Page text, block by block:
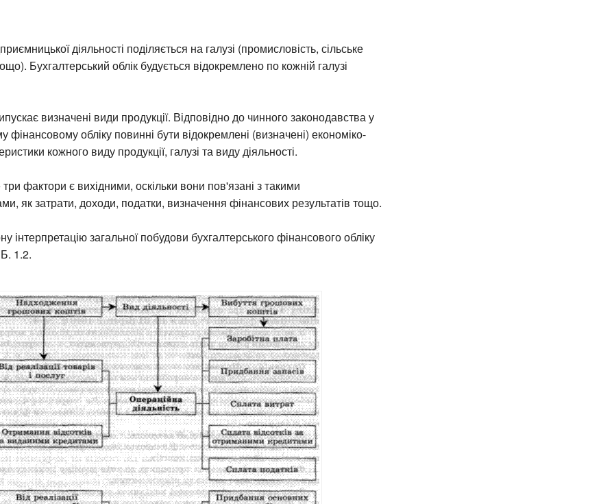
діяльності поділяється на галузі (промисловість, сільське
Бухгалтерський облік будується відокремлено по кожній галузі
визначені види продукції. Відповідно до чинного законодавства у
фінансовому обліку повинні бути відокремлені (визначені) економіко-
кожного виду продукції, галузі та виду діяльності.
фактори є вихідними, оскільки вони пов'язані з такими
як затрати, доходи, податки, визначення фінансових результатів тощо.
інтерпретацію загальної побудови бухгалтерського фінансового обліку
1.2.